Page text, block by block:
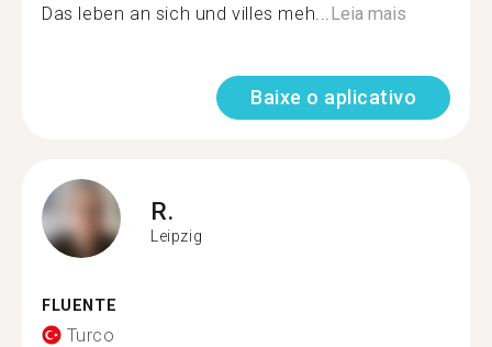
Das leben an sich und villes meh...Leia mais
Baixe o aplicativo
R.
Leipzig
FLUENTE
Turco